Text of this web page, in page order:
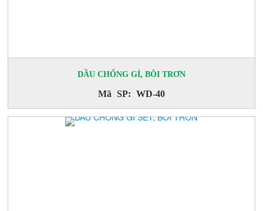
DẦU CHỐNG GỈ, BÔI TRƠN
Mã SP: WD-40